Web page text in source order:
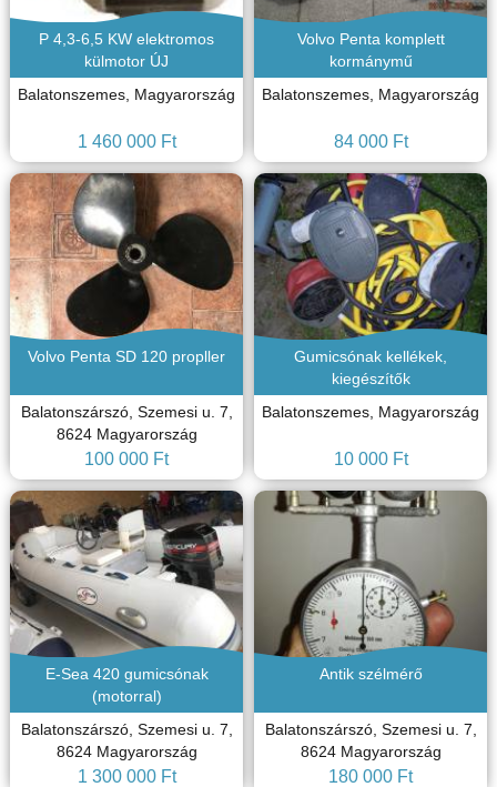
P 4,3-6,5 KW elektromos
külmotor ÚJ
Balatonszemes, Magyarország
1 460 000 Ft
Volvo Penta komplett
kormánymű
Balatonszemes, Magyarország
84 000 Ft
Volvo Penta SD 120 propller
Balatonszárszó, Szemesi u. 7,
8624 Magyarország
100 000 Ft
Gumicsónak kellékek,
kiegészítők
Balatonszemes, Magyarország
10 000 Ft
E-Sea 420 gumicsónak
(motorral)
Balatonszárszó, Szemesi u. 7,
8624 Magyarország
1 300 000 Ft
Antik szélmérő
Balatonszárszó, Szemesi u. 7,
8624 Magyarország
180 000 Ft